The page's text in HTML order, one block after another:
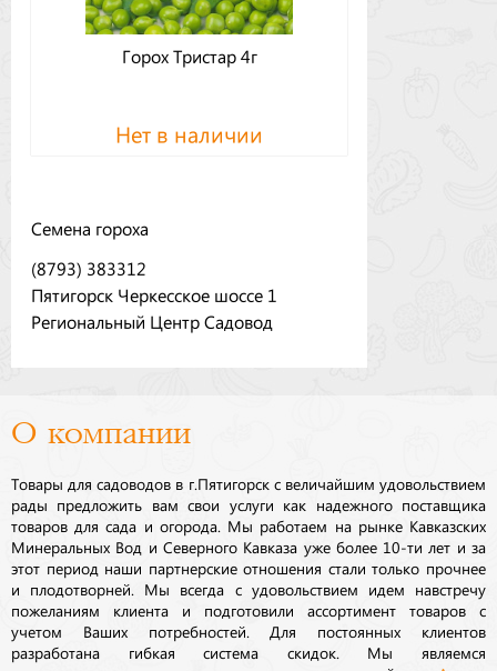
Горох Тристар 4г
Нет в наличии
Семена гороха
(8793) 383312
Пятигорск Черкесское шоссе 1
Региональный Центр Садовод
О компании
Товары для садоводов в г.Пятигорск с величайшим удовольствием
рады предложить вам свои услуги как надежного поставщика
товаров для сада и огорода. Мы работаем на рынке Кавказских
Минеральных Вод и Северного Кавказа уже более 10-ти лет и за
этот период наши партнерские отношения стали только прочнее
и плодотворней. Мы всегда с удовольствием идем навстречу
пожеланиям клиента и подготовили ассортимент товаров с
учетом Ваших потребностей. Для постоянных клиентов
разработана гибкая система скидок. Мы являемся